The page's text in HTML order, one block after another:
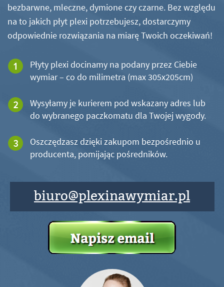
bezbarwne, mleczne, dymione czy czarne. Bez względu
na to jakich płyt plexi potrzebujesz, dostarczymy
odpowiednie rozwiązania na miarę Twoich oczekiwań!
Płyty plexi docinamy na podany przez Ciebie
wymiar – co do milimetra (max 305x205cm)
Wysyłamy je kurierem pod wskazany adres lub
do wybranego paczkomatu dla Twojej wygody.
Oszczędzasz dzięki zakupom bezpośrednio u
producenta, pomijając pośredników.
biuro@plexinawymiar.pl